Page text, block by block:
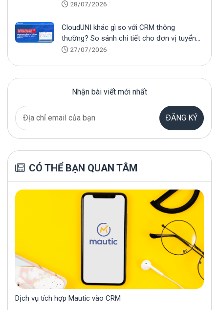
28/07/2026
CloudUNI khác gì so với CRM thông
thường? So sánh chi tiết cho đơn vị tuyển
sinh27/07/2026
Nhận bài viết mới nhất
ĐĂNG KÝ
CÓ THỂ BẠN QUAN TÂM
Dịch vụ tích hợp Mautic vào CRM